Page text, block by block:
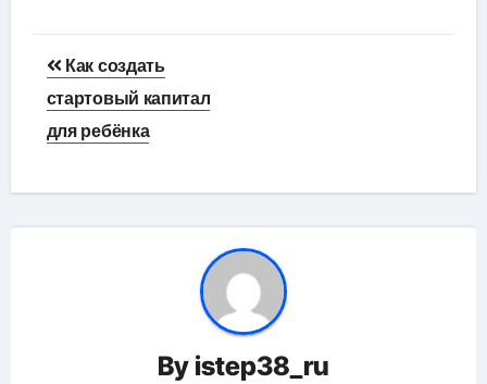
Навигация
по
записям
Как создать
стартовый капитал
для ребёнка
By istep38_ru